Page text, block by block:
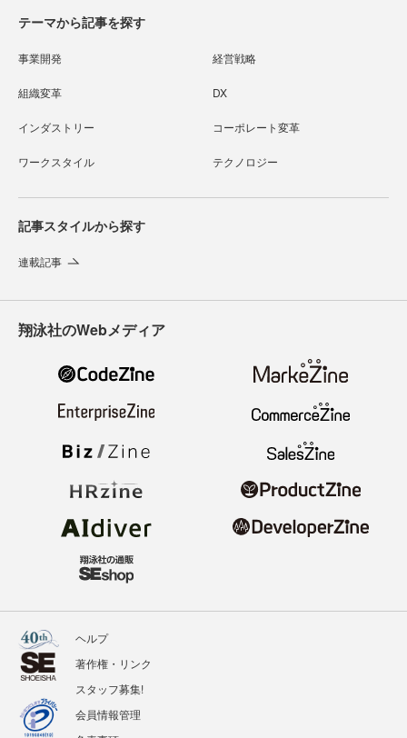
テーマから記事を探す
事業開発 経営戦略
組織変革 DX
インダストリー コーポレート変革
ワークスタイル テクノロジー
記事スタイルから探す
連載記事
翔泳社のWebメディア
ヘルプ
著作権・リンク
スタッフ募集!
会員情報管理